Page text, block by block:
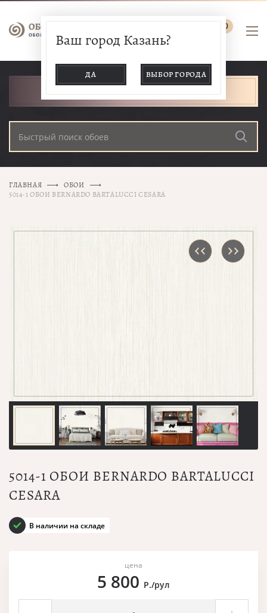
0
Ваш город Казань?
ДА ВЫБОР ГОРОДА
ГЛАВНАЯ
ОБОИ
5014-1 ОБОИ BERNARDO BARTALUCCI CESARA
5014-1 ОБОИ BERNARDO BARTALUCCI
CESARA
В наличии на складе
цена
5 800 Р./рул